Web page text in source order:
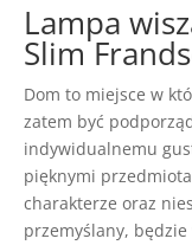
Lampa
Slim
Dom to miejsce w
zatem być
indywidualnemu
pięknymi
charakterze oraz
przemyślany,